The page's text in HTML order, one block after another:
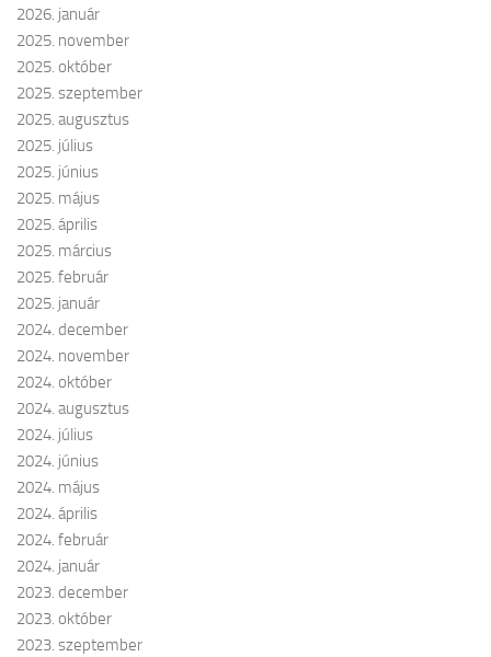
2026. január
2025. november
2025. október
2025. szeptember
2025. augusztus
2025. július
2025. június
2025. május
2025. április
2025. március
2025. február
2025. január
2024. december
2024. november
2024. október
2024. augusztus
2024. július
2024. június
2024. május
2024. április
2024. február
2024. január
2023. december
2023. október
2023. szeptember